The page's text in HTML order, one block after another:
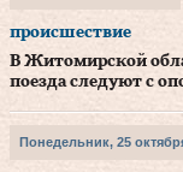
происшествие
В Житомирской
поезда следуют с
Понедельник, 25